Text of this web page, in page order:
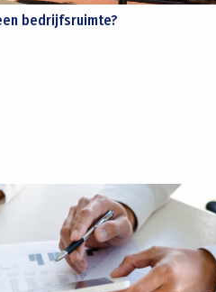
bedrijfsruimte?